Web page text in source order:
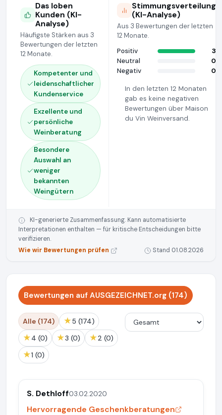
Das loben
Kunden (KI-
Analyse)
Häufigste Stärken aus 3
Bewertungen der letzten
12 Monate.
Kompetenter und
leidenschaftlicher
Kundenservice
Exzellente und
persönliche
Weinberatung
Besondere
Auswahl an
weniger
bekannten
Weingütern
Stimmungsverteilung
(KI-Analyse)
Aus 3 Bewertungen der letzten
12 Monate.
Positiv
3
Neutral
0
Negativ
0
In den letzten 12 Monaten
gab es keine negativen
Bewertungen über Maison
du Vin Weinversand.
KI-generierte Zusammenfassung. Kann automatisierte
Interpretationen enthalten — für kritische Entscheidungen bitte
verifizieren.
Wie wir Bewertungen prüfen
Stand 01.08.2026
Bewertungen auf AUSGEZEICHNET.org (174)
Alle (174) ★ 5 (174)
★ 4 (0) ★ 3 (0) ★ 2 (0)
★ 1 (0)
S. Dethloff03.02.2020
Hervorragende Geschenkberatungen